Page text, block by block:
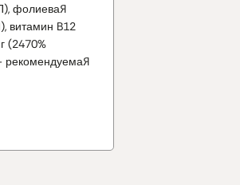
фолиевая
витамин B12
(2470%
рекомендуемая
и